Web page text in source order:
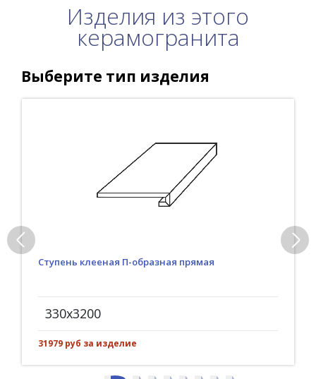
Изделия из этого
керамогранита
Выберите тип изделия
Ступень клееная П-образная прямая
330x3200
31979 руб за изделие